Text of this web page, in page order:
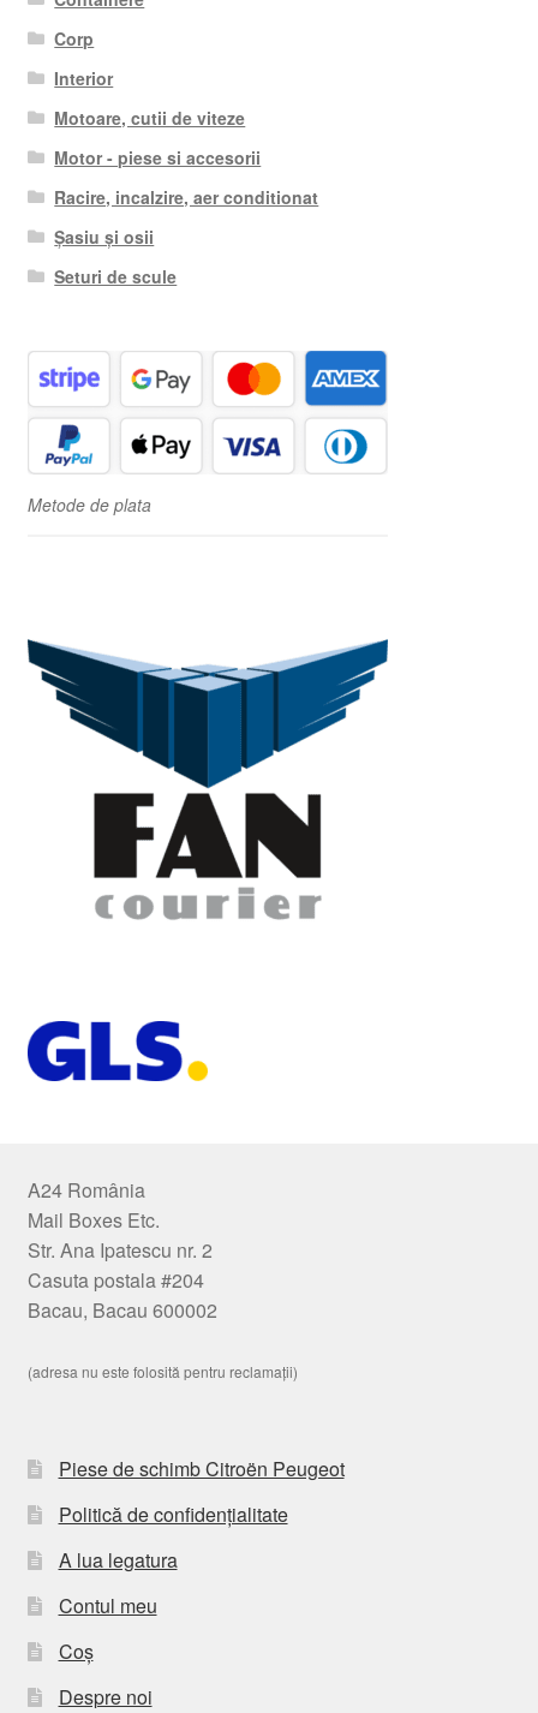
Corp
Interior
Motoare, cutii de viteze
Motor - piese si accesorii
Racire, incalzire, aer conditionat
Șasiu și osii
Seturi de scule
Metode de plata
A24 România
Mail Boxes Etc.
Str. Ana Ipatescu nr. 2
Casuta postala #204
Bacau, Bacau 600002
(adresa nu este folosită pentru reclamații)
Piese de schimb Citroën Peugeot
Politică de confidențialitate
A lua legatura
Contul meu
Coș
Despre noi